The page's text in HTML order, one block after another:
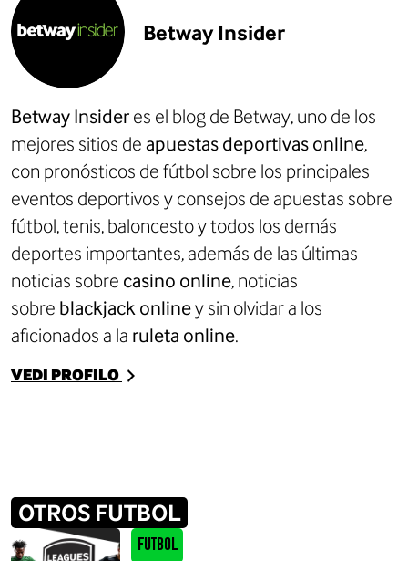
Betway Insider
Betway Insideres el blog de Betway, uno de los
mejores sitios deapuestas deportivas online,
con pronósticos de fútbol sobre los principales
eventos deportivos y consejos de apuestas sobre
fútbol, tenis, baloncesto y todos los demás
deportes importantes, además de las últimas
noticias sobre casino online, noticias
sobre blackjack onliney sin olvidar a los
aficionados a la ruleta online.
VEDI PROFILO
OTROS FUTBOL
Futbol